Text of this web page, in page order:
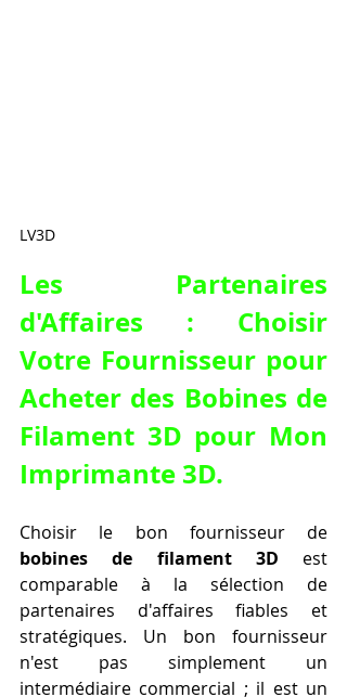
LV3D
Les Partenaires
d'Affaires : Choisir
Acheter des Bobines de
Filament 3D pour Mon
Imprimante 3D.
bobines de filament 3D est
comparable à la sélection de
partenaires d'affaires fiables et
stratégiques. Un bon fournisseur
n'est pas simplement un
intermédiaire commercial ; il est un